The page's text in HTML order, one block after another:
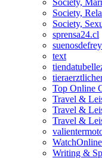
Society,
Society,
Society,
sprensa24.cl
text
Top Online
Travel &
Travel &
Travel &
WatchOnline
Writing &